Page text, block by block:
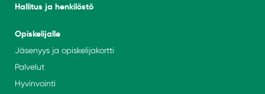
Hallitus ja henkilöstö
Opiskelijalle
Jäsenyys ja opiskelijakortti
Palvelut
Hyvinvointi